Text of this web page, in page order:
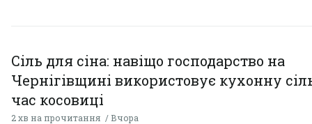
Сіль для сіна: навіщо господарство на
Чернігівщині використовує кухонну
час косовиці
2 хв на прочитання Вчора